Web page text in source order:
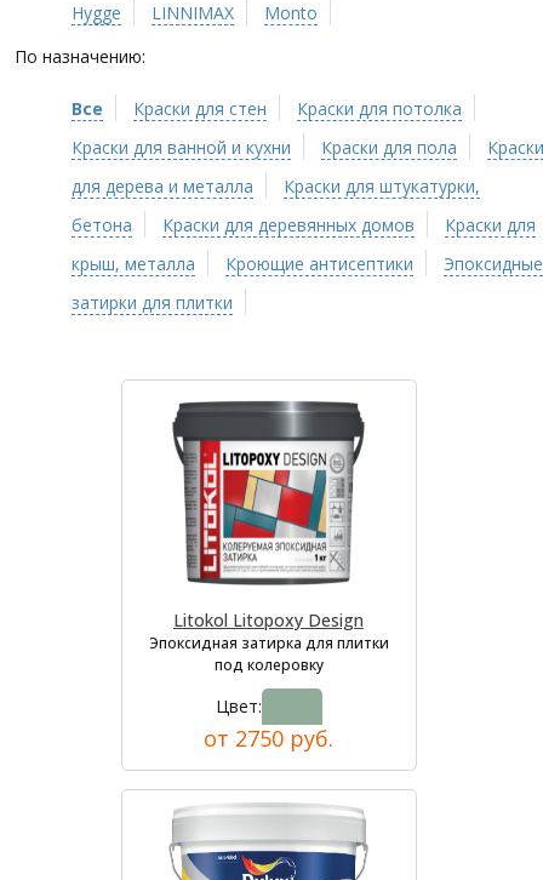
Hygge
LINNIMAX
Monto
По назначению:
Все Краски для стен
Краски для потолка
Краски для ванной и кухни
Краски для пола
Краски
для дерева и металла
Краски для штукатурки,
бетона
Краски для деревянных домов
Краски для
крыш, металла
Кроющие антисептики
Эпоксидные
затирки для плитки
Litokol Litopoxy Design
Эпоксидная затирка для плитки
под колеровку
Цвет:
от 2750 руб.